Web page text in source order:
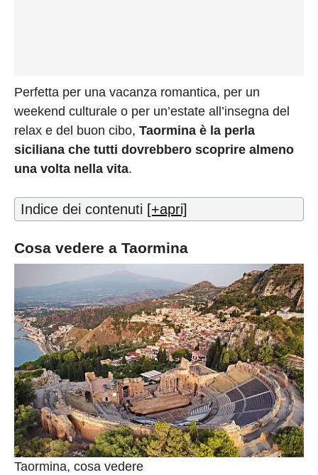
Perfetta per una vacanza romantica, per un
weekend culturale o per un’estate all’insegna del
relax e del buon cibo, Taormina è la perla
siciliana che tutti dovrebbero scoprire almeno
una volta nella vita.
Indice dei contenuti [+apri]
Cosa vedere a Taormina
Taormina, cosa vedere